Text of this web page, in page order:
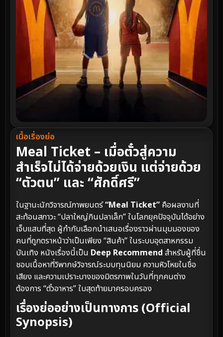
เนื้อเรื่องย่อ
Meal Ticket – เมื่อตั๋วสู่ความ
สำเร็จไม่ได้จ่ายด้วยเงิน แต่จ่ายด้วย
“ตัวตน” และ “ศักดิ์ศรี”
ในฐานะนักวิจารณ์ภาพยนตร์“Meal Ticket” คือผลงานที่
สะท้อนสภาวะ “ปลาใหญ่กินปลาเล็ก” ในโลกยุคปัจจุบันได้อย่าง
เจ็บแสบที่สุด ผู้กำกับเลือกนำเสนอเรื่องราวผ่านมุมมองของ
คนที่ถูกตราหน้าว่าเป็นเพียง “สินค้า” ในระบบอุตสาหกรรม
บันเทิง หนังเรื่องนี้เป็น Deep Recommend สำหรับผู้ที่ชื่น
ชอบเนื้อหาที่วิพากษ์วิจารณ์ระบบทุนนิยม ความหิวโหยในชื่อ
เสียง และความเปราะบางของมิตรภาพในวันที่ทุกคนต่าง
ต้องการ “ตั๋วอาหาร” ใบสุดท้ายมาครอบครอง
เรื่องย่ออย่างเป็นทางการ (Official
Synopsis)